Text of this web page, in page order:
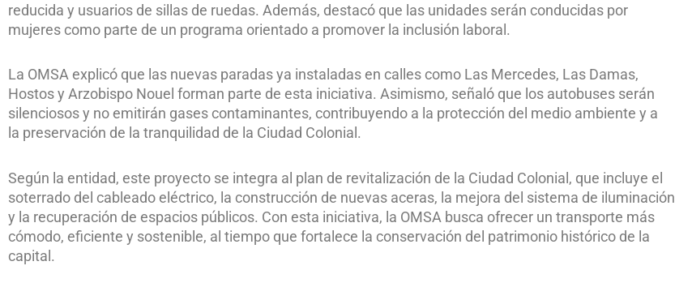
reducida y usuarios de sillas de ruedas. Además, destacó que las unidades serán conducidas por
mujeres como parte de un programa orientado a promover la inclusión laboral.
La OMSA explicó que las nuevas paradas ya instaladas en calles como Las Mercedes, Las Damas,
Hostos y Arzobispo Nouel forman parte de esta iniciativa. Asimismo, señaló que los autobuses serán
silenciosos y no emitirán gases contaminantes, contribuyendo a la protección del medio ambiente y a
la preservación de la tranquilidad de la Ciudad Colonial.
Según la entidad, este proyecto se integra al plan de revitalización de la Ciudad Colonial, que incluye el
soterrado del cableado eléctrico, la construcción de nuevas aceras, la mejora del sistema de iluminación
y la recuperación de espacios públicos. Con esta iniciativa, la OMSA busca ofrecer un transporte más
cómodo, eficiente y sostenible, al tiempo que fortalece la conservación del patrimonio histórico de la
capital.